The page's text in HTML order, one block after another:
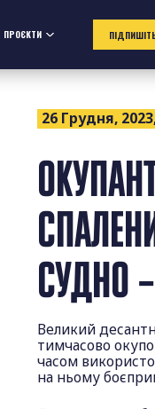
ПРОЄКТИ
26 Грудня,
СУДНО
Великий
тимчасово
часом
на ньому